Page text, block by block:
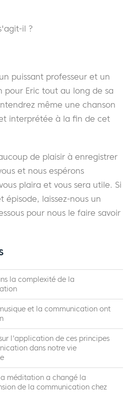
il ?
puissant professeur et un
pour Eric tout au long de sa
même une chanson
interprétée à la fin de cet
de plaisir à enregistrer
et nous espérons
plaira et vous sera utile. Si
épisode, laissez-nous un
pour nous le faire savoir
la complexité de la
et la communication ont
l'application de ces principes
dans notre vie
méditation a changé la
de la communication chez